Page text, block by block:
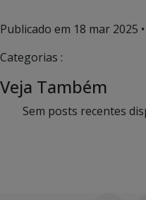
Publicado em 18 mar 2025
Categorias :
Veja Também
Sem posts recentes